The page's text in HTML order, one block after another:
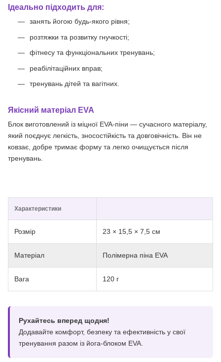
Ідеально підходить для:
занять йогою будь-якого рівня;
розтяжки та розвитку гнучкості;
фітнесу та функціональних тренувань;
реабілітаційних вправ;
тренувань дітей та вагітних.
Якісний матеріал EVA
Блок виготовлений із міцної EVA-піни — сучасного матеріалу,
який поєднує легкість, зносостійкість та довговічність. Він не
ковзає, добре тримає форму та легко очищується після
тренувань.
Характеристики
Розмір 23 × 15,5 × 7,5 см
Матеріал Полімерна піна EVA
Вага 120 г
Рухайтесь вперед щодня!
Додавайте комфорт, безпеку та ефективність у свої
тренування разом із йога-блоком EVA.